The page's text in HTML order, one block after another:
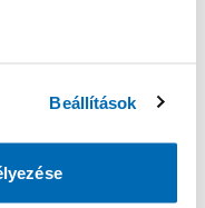
Beállítások